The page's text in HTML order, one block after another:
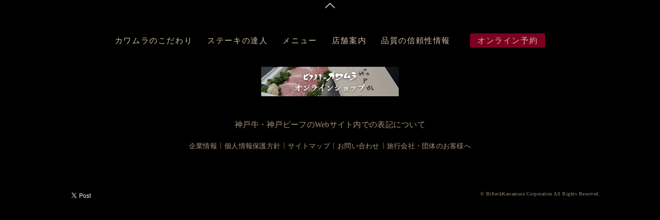
カワムラのこだわり ステーキの達人 メニュー 店舗案内 品質の信頼性情報 オンライン予約
神戸牛・神戸ビーフのWebサイト内での表記について
企業情報 個人情報保護方針 サイトマップ お問い合わせ 旅行会社・団体のお客様へ
© BifteckKawamura Corporation All Rights Reserved.